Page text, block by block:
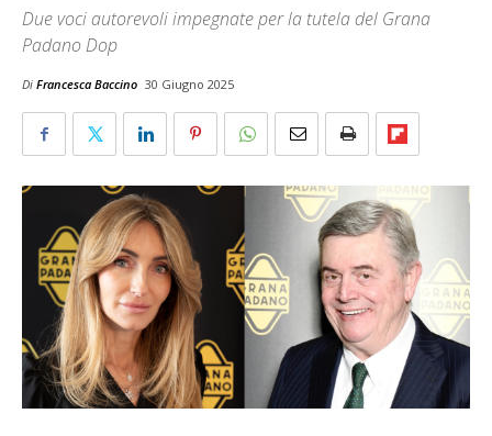
Due voci autorevoli impegnate per la tutela del Grana
Padano Dop
Di Francesca Baccino 30 Giugno 2025